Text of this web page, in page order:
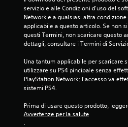
servizio e alle Condizioni d'uso del
Network e a qualsiasi altra
applicabile a questo articolo. Se non
questi Termini, non scaricare questo
dettagli, consultare i Termini di
Una tantum applicabile per scaricare
utilizzare su PS4 pincipale senza
PlayStation Network; l'accesso va
sistemi PS4.
Prima di usare questo prodotto,
Avvertenze per la salute
.